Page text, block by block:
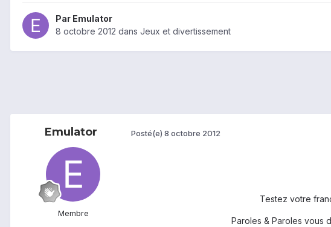
Par Emulator
8 octobre 2012 dans Jeux et divertissement
Emulator
Membre
Posté(e) 8 octobre 2012
Testez votre
Paroles & Paroles vous